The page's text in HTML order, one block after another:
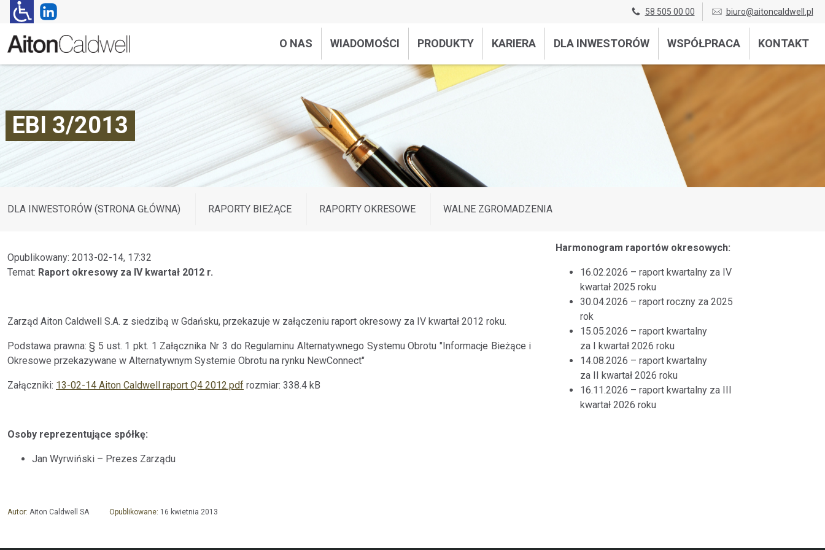
58 505 00 00 biuro@aitoncaldwell.pl
O NAS WIADOMOŚCI PRODUKTY KARIERA DLA INWESTORÓW WSPÓŁPRACA KONTAKT
EBI 3/2013
DLA INWESTORÓW (STRONA GŁÓWNA) RAPORTY BIEŻĄCE RAPORTY OKRESOWE WALNE ZGROMADZENIA
Opublikowany: 2013-02-14, 17:32
Temat: Raport okresowy za IV kwartał 2012 r.
Zarząd Aiton Caldwell S.A. z siedzibą w Gdańsku, przekazuje w załączeniu raport okresowy za IV kwartał 2012 roku.
Podstawa prawna: § 5 ust. 1 pkt. 1 Załącznika Nr 3 do Regulaminu Alternatywnego Systemu Obrotu "Informacje Bieżące i
Okresowe przekazywane w Alternatywnym Systemie Obrotu na rynku NewConnect"
Załączniki: 13-02-14 Aiton Caldwell raport Q4 2012.pdf rozmiar: 338.4 kB
Osoby reprezentujące spółkę:
Jan Wyrwiński – Prezes Zarządu
Harmonogram raportów okresowych:
16.02.2026 – raport kwartalny za IV
kwartał 2025 roku
30.04.2026 – raport roczny za 2025
rok
15.05.2026 – raport kwartalny
za I kwartał 2026 roku
14.08.2026 – raport kwartalny
za II kwartał 2026 roku
16.11.2026 – raport kwartalny za III
kwartał 2026 roku
Autor: Aiton Caldwell SA Opublikowane: 16 kwietnia 2013